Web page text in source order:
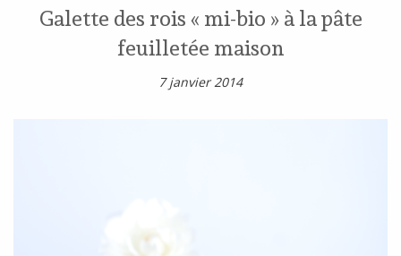
Galette des rois « mi-bio » à la pâte
feuilletée maison
7 janvier 2014